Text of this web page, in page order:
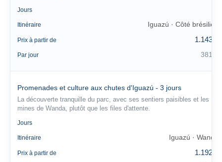
Jours
Itinéraire Iguazú · Côté brésilien
Prix à partir de 1.143 €
Par jour 381 €
Promenades et culture aux chutes d'Iguazú - 3 jours
La découverte tranquille du parc, avec ses sentiers paisibles et les
mines de Wanda, plutôt que les files d'attente.
Jours
Itinéraire Iguazú · Wanda
Prix à partir de 1.192 €